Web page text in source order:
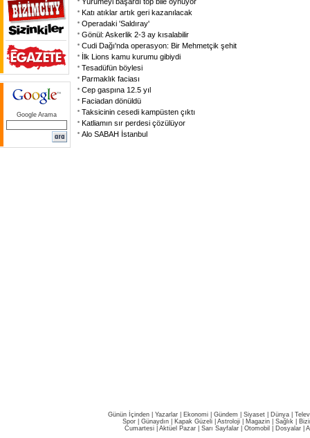
Google Arama
Katı atıklar artık geri kazanılacak
Operadaki 'Saldıray'
Gönül: Askerlik 2-3 ay kısalabilir
Cudi Dağı'nda operasyon: Bir Mehmetçik şehit
İlk Lions kamu kurumu gibiydi
Tesadüfün böylesi
Parmaklık faciası
Cep gaspına 12.5 yıl
Faciadan dönüldü
Taksicinin cesedi kampüsten çıktı
Katliamın sır perdesi çözülüyor
Alo SABAH İstanbul
Günün İçinden Yazarlar Ekonomi Gündem Siyaset Dünya |
Spor
Günaydın Kapak Güzeli Astroloji Magazin Sağlık
Cumartesi| Aktüel Pazar| Sarı Sayfalar| Otomobil Dosyalar|